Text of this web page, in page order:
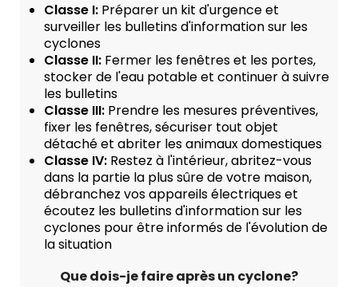
Classe I: Préparer un kit d'urgence et
surveiller les bulletins d'information sur les
cyclones
Classe II: Fermer les fenêtres et les portes,
stocker de l'eau potable et continuer à suivre
les bulletins
Classe III: Prendre les mesures préventives,
fixer les fenêtres, sécuriser tout objet
détaché et abriter les animaux domestiques
Classe IV: Restez à l'intérieur, abritez-vous
dans la partie la plus sûre de votre maison,
débranchez vos appareils électriques et
écoutez les bulletins d'information sur les
cyclones pour être informés de l'évolution de
la situation
Que dois-je faire après un cyclone?